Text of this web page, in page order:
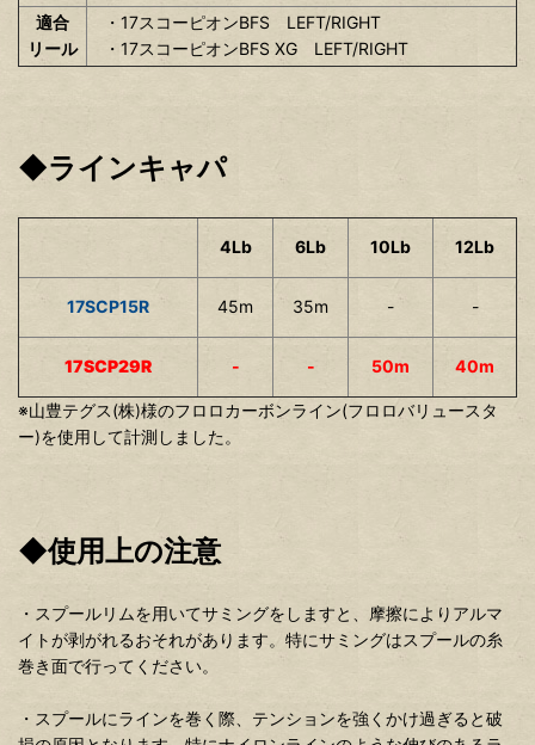
適合
リール
・17スコーピオンBFS LEFT/RIGHT
・17スコーピオンBFS XG LEFT/RIGHT
◆ラインキャパ
4Lb 6Lb 10Lb 12Lb
17SCP15R 45m 35m - -
17SCP29R - - 50m 40m
※山豊テグス(株)様のフロロカーボンライン(フロロバリュースタ
ー)を使用して計測しました。
◆使用上の注意
・スプールリムを用いてサミングをしますと、摩擦によりアルマ
イトが剥がれるおそれがあります。特にサミングはスプールの糸
巻き面で行ってください。
・スプールにラインを巻く際、テンションを強くかけ過ぎると破